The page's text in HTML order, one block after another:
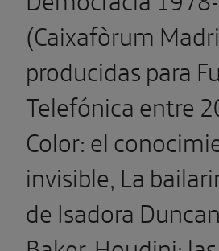
(Caixafòrum
producidas para
Telefónica entre
Color: el
invisible, La
de Isadora